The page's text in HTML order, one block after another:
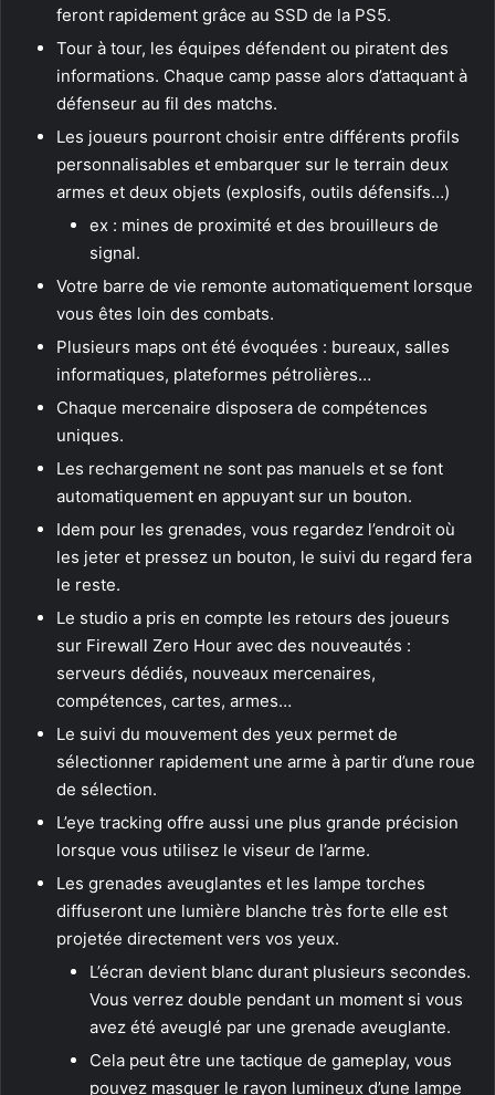
feront rapidement grâce au SSD de la PS5.
Tour à tour, les équipes défendent ou piratent des
informations. Chaque camp passe alors d’attaquant à
défenseur au fil des matchs.
Les joueurs pourront choisir entre différents profils
personnalisables et embarquer sur le terrain deux
armes et deux objets (explosifs, outils défensifs…)
ex : mines de proximité et des brouilleurs de
signal.
Votre barre de vie remonte automatiquement lorsque
vous êtes loin des combats.
Plusieurs maps ont été évoquées : bureaux, salles
informatiques, plateformes pétrolières…
Chaque mercenaire disposera de compétences
uniques.
Les rechargement ne sont pas manuels et se font
automatiquement en appuyant sur un bouton.
Idem pour les grenades, vous regardez l’endroit où
les jeter et pressez un bouton, le suivi du regard fera
le reste.
Le studio a pris en compte les retours des joueurs
sur Firewall Zero Hour avec des nouveautés :
serveurs dédiés, nouveaux mercenaires,
compétences, cartes, armes…
Le suivi du mouvement des yeux permet de
sélectionner rapidement une arme à partir d’une roue
de sélection.
L’eye tracking offre aussi une plus grande précision
lorsque vous utilisez le viseur de l’arme.
Les grenades aveuglantes et les lampe torches
diffuseront une lumière blanche très forte elle est
projetée directement vers vos yeux.
L’écran devient blanc durant plusieurs secondes.
Vous verrez double pendant un moment si vous
avez été aveuglé par une grenade aveuglante.
Cela peut être une tactique de gameplay, vous
pouvez masquer le rayon lumineux d’une lampe